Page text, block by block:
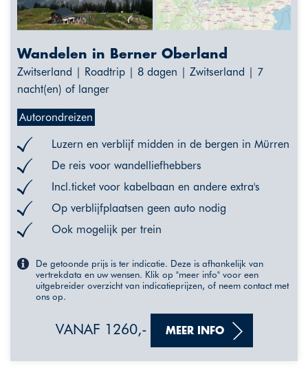
Wandelen in Berner Oberland
Zwitserland | Roadtrip | 8 dagen | Zwitserland | 7
nacht(en) of langer
Autorondreizen
Luzern en verblijf midden in de bergen in Mürren
De reis voor wandelliefhebbers
Incl.ticket voor kabelbaan en andere extra's
Op verblijfplaatsen geen auto nodig
Ook mogelijk per trein
De getoonde prijs is ter indicatie. Deze is afhankelijk van
vertrekdata en uw wensen. Klik op "meer info" voor een
uitgebreider overzicht van indicatieprijzen, of neem contact met
ons op.
VANAF 1260,- MEER INFO